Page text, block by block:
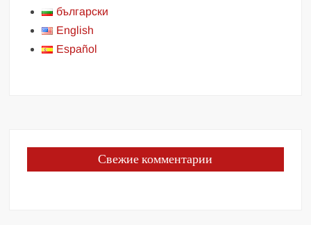
български
English
Español
Свежие комментарии